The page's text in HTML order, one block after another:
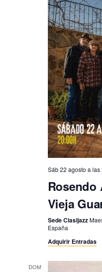
Sáb 22 agosto a las
Rosendo
Vieja
Sede Clasijazz
España
Adquirir Entradas
DOM